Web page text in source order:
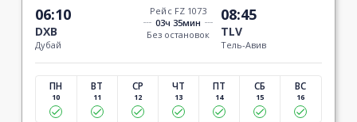
06:10
DXB
Дубай
Рейс FZ 1073
03ч 35мин
Без остановок
08:45
TLV
Тель-Авив
ПН
10
ВТ
11
СР
12
ЧТ
13
ПТ
14
СБ
15
ВС
16